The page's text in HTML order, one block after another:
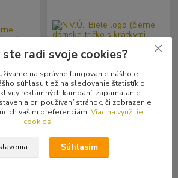
%
dámske tričko s krátkymi
rukávmi)
radi svoje cookies?
na správne fungovanie nášho e-
súhlasu tiež na sledovanie štatistík o
reklamných kampaní, zapamätanie
pri používaní stránok, či zobrazenie
vašim preferenciám. Viac na využitie
cookies
Súhlasím